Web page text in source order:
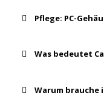
Pflege: PC-
Was bedeutet
Warum brauche